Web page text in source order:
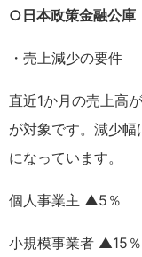
○日本政策金融公庫
・売上減少の要件
直近1か月の売上高
が対象です。減少幅
になっています。
個人事業主 ▲5％
小規模事業者 ▲15％